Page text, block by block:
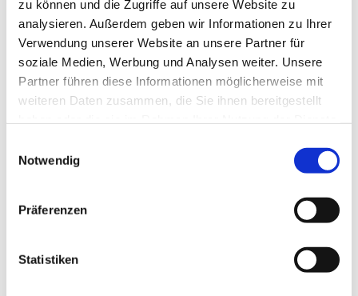
zu können und die Zugriffe auf unsere Website zu
analysieren. Außerdem geben wir Informationen zu Ihrer
Verwendung unserer Website an unsere Partner für
soziale Medien, Werbung und Analysen weiter. Unsere
Partner führen diese Informationen möglicherweise mit
weiteren Daten zusammen, die Sie ihnen bereitgestellt
Notwendig
Präferenzen
Statistiken